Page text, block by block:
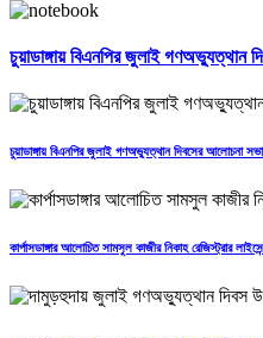
চুয়াডাঙ্গায় বিএনপির জুলাই গণঅভ্যুত্থান
চুয়াডাঙ্গায় বিএনপির জুলাই গণঅভ্যুত্থান দিবসের আলোচনা
কার্পাসডাঙ্গার আলোচিত সামসুল কাজীর নিকাহ রেজিস্ট্রার